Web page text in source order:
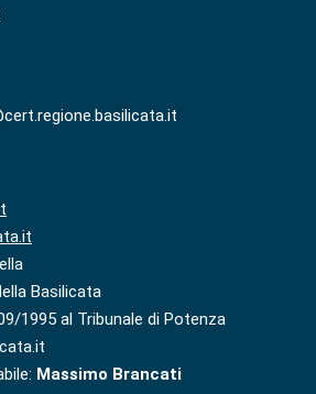
Basilicata
1995 al Tribunale di Potenza
Massimo Brancati